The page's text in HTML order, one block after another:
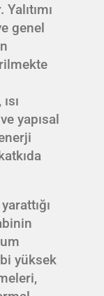
genel
yapısal
yüksek